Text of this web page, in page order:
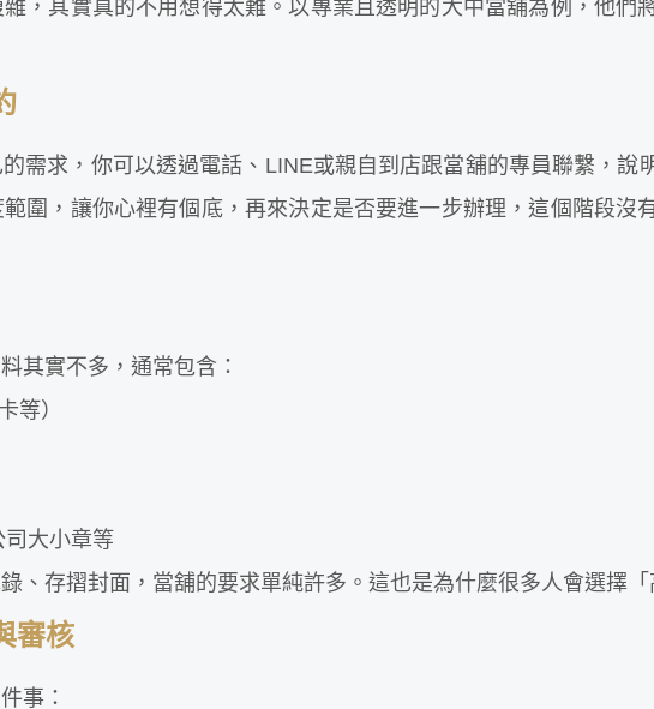
，其實真的不用想得太難。以專業且透明的大中當舖為例，他們
需求，你可以透過電話、LINE或親自到店跟當舖的專員聯繫，說
圍，讓你心裡有個底，再來決定是否要進一步辦理，這個階段沒
其實不多，通常包含：
等）
大小章等
、存摺封面，當舖的要求單純許多。這也是為什麼很多人會選擇
審核
事：